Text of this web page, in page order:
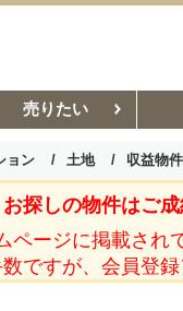
売りたい
ョン 土地 収益物件
お部屋探し
お探しの物件はご
ページに掲載され
ですが、会員登